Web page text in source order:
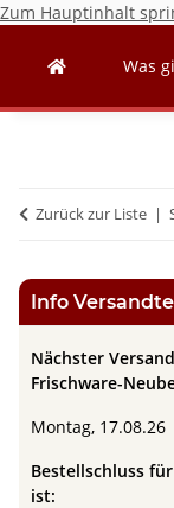
Zum Hauptinhalt
Was
Zurück zur Liste
Info
Nächster
Frischware-
Montag, 17.08.26
Bestellschluss
ist: